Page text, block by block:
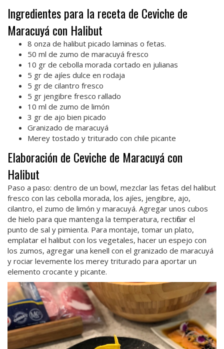
Ingredientes para la receta de Ceviche de
Maracuyá con Halibut
8 onza de halibut picado laminas o fetas.
50 ml de zumo de maracuyá fresco
10 gr de cebolla morada cortado en julianas
5 gr de ajíes dulce en rodaja
5 gr de cilantro fresco
5 gr jengibre fresco rallado
10 ml de zumo de limón
3 gr de ajo bien picado
Granizado de maracuyá
Merey tostado y triturado con chile picante
Elaboración de Ceviche de Maracuyá con
Halibut
Paso a paso: dentro de un bowl, mezclar las fetas del halibut
fresco con las cebolla morada, los ajíes, jengibre, ajo,
cilantro, el zumo de limón y maracuyá. Agregar unos cubos
de hielo para que mantenga la temperatura, rectificar el
punto de sal y pimienta. Para montaje, tomar un plato,
emplatar el halibut con los vegetales, hacer un espejo con
los zumos, agregar una kenell con el granizado de maracuyá
y rociar levemente los merey triturado para aportar un
elemento crocante y picante.